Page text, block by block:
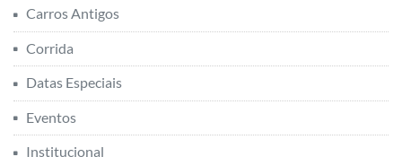
Carros Antigos
Corrida
Datas Especiais
Eventos
Institucional